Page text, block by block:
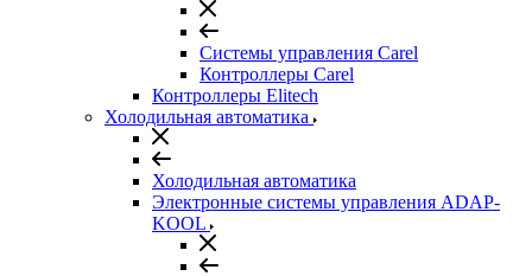
Системы управления Carel
Контроллеры Carel
Контроллеры Elitech
Холодильная автоматика
Холодильная автоматика
Электронные системы управления ADAP-
KOOL